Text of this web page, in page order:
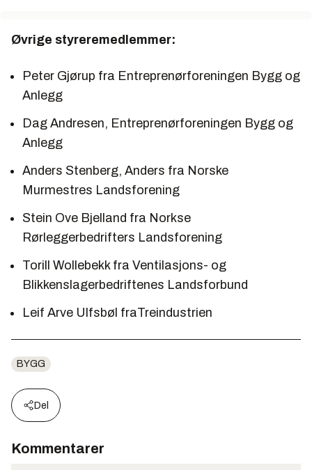
Øvrige styreremedlemmer:
Peter Gjørup fra Entreprenørforeningen Bygg og
Anlegg
Dag Andresen, Entreprenørforeningen Bygg og
Anlegg
Anders Stenberg, Anders fra Norske
Murmestres Landsforening
Stein Ove Bjelland fra Norkse
Rørleggerbedrifters Landsforening
Torill Wollebekk fra Ventilasjons- og
Blikkenslagerbedriftenes Landsforbund
Leif Arve Ulfsbøl fraTreindustrien
BYGG
Del
Kommentarer